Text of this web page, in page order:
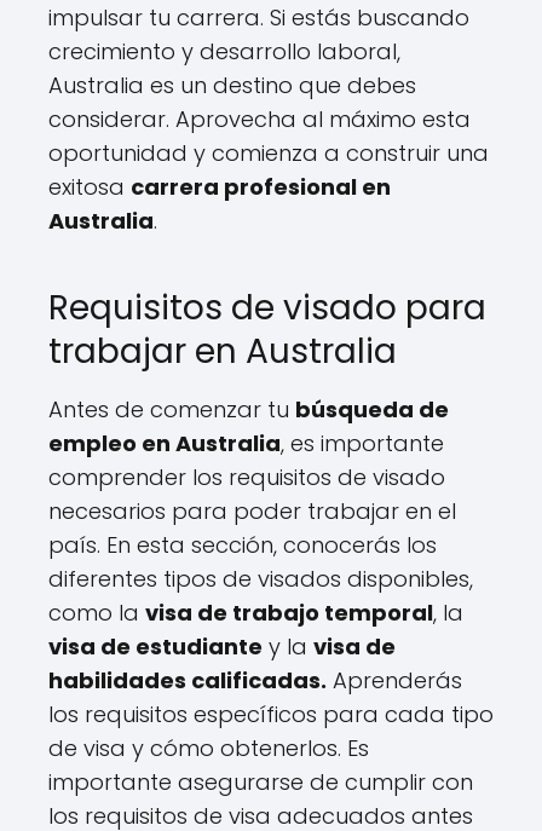
impulsar tu carrera. Si estás buscando
crecimiento y desarrollo laboral,
Australia es un destino que debes
considerar. Aprovecha al máximo esta
oportunidad y comienza a construir una
exitosa carrera profesional en
Australia.
Requisitos de visado para
trabajar en Australia
Antes de comenzar tu búsqueda de
empleo en Australia, es importante
comprender los requisitos de visado
necesarios para poder trabajar en el
país. En esta sección, conocerás los
diferentes tipos de visados disponibles,
como la visa de trabajo temporal, la
visa de estudiante y la visa de
habilidades calificadas. Aprenderás
los requisitos específicos para cada tipo
de visa y cómo obtenerlos. Es
importante asegurarse de cumplir con
los requisitos de visa adecuados antes